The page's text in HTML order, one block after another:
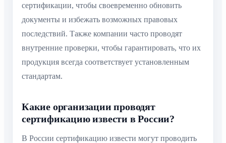
сертификации, чтобы своевременно обновить
документы и избежать возможных правовых
последствий. Также компании часто проводят
внутренние проверки, чтобы гарантировать, что их
продукция всегда соответствует установленным
стандартам.
Какие организации проводят
сертификацию извести в России?
В России сертификацию извести могут проводить